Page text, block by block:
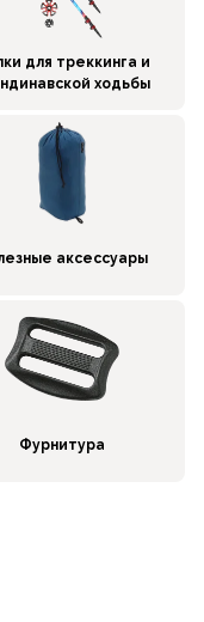
для треккинга и
ходьбы
аксессуары
Фурнитура